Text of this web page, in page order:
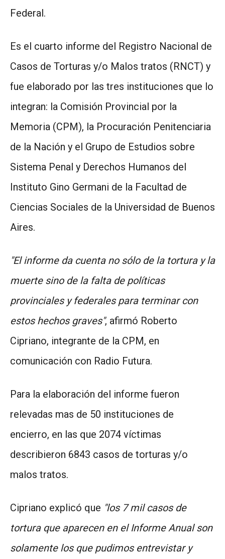
Federal.
Es el cuarto informe del Registro Nacional de
Casos de Torturas y/o Malos tratos (RNCT) y
fue elaborado por las tres instituciones que lo
integran: la Comisión Provincial por la
Memoria (CPM), la Procuración Penitenciaria
de la Nación y el Grupo de Estudios sobre
Sistema Penal y Derechos Humanos del
Instituto Gino Germani de la Facultad de
Ciencias Sociales de la Universidad de Buenos
Aires.
"El informe da cuenta no sólo de la tortura y la
muerte sino de la falta de políticas
provinciales y federales para terminar con
estos hechos graves", afirmó Roberto
Cipriano, integrante de la CPM, en
comunicación con Radio Futura.
Para la elaboración del informe fueron
relevadas mas de 50 instituciones de
encierro, en las que 2074 víctimas
describieron 6843 casos de torturas y/o
malos tratos.
Cipriano explicó que "los 7 mil casos de
tortura que aparecen en el Informe Anual son
solamente los que pudimos entrevistar y